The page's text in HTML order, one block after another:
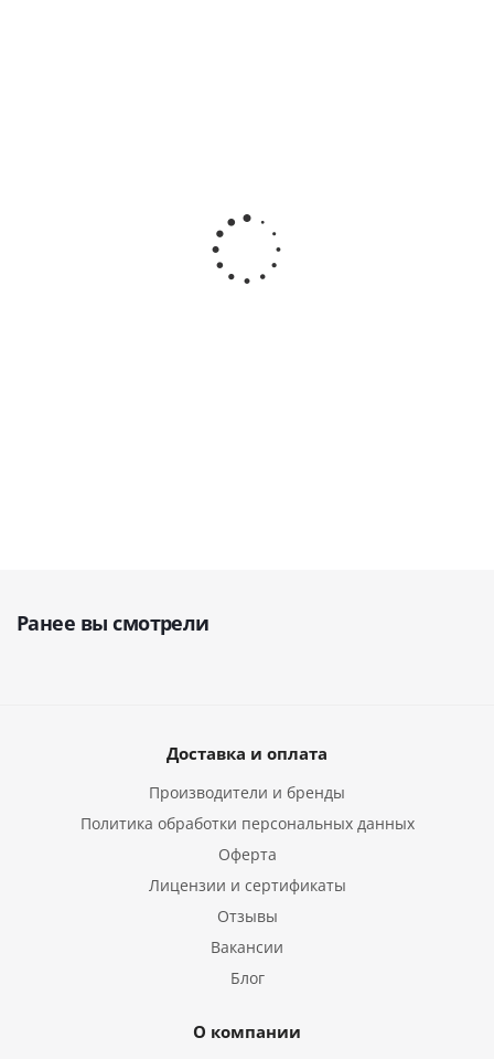
Smart Miswak зубная щётка с
щетиной, пропитанной порошком
мисвака (Сивак) и черного
кремнезема, без необходимости
Ранее вы смотрели
Доставка и оплата
Производители и бренды
Политика обработки персональных данных
Оферта
Лицензии и сертификаты
Отзывы
Вакансии
Блог
О компании